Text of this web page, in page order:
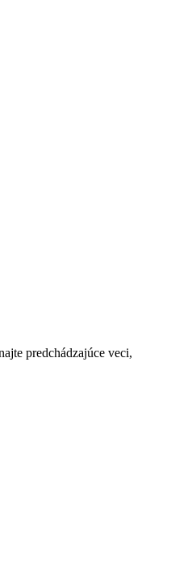
predchádzajúce veci,